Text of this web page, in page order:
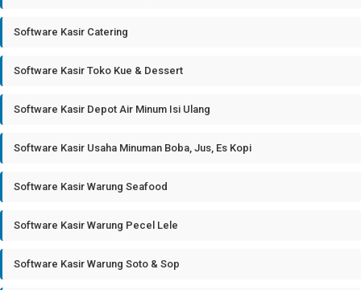
Software Kasir Catering
Software Kasir Toko Kue & Dessert
Software Kasir Depot Air Minum Isi Ulang
Software Kasir Usaha Minuman Boba, Jus, Es Kopi
Software Kasir Warung Seafood
Software Kasir Warung Pecel Lele
Software Kasir Warung Soto & Sop